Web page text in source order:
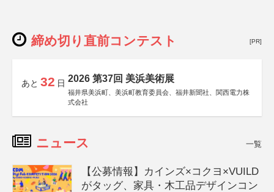
締め切り直前コンテスト [PR]
あと 32 日 2026 第37回 美浜美術展
福井県美浜町、美浜町教育委員会、福井新聞社、関西電力株
式会社
ニュース 一覧
【公募情報】カインズ×コクヨ×VUILD
がタッグ、家具・木工品デザインコン